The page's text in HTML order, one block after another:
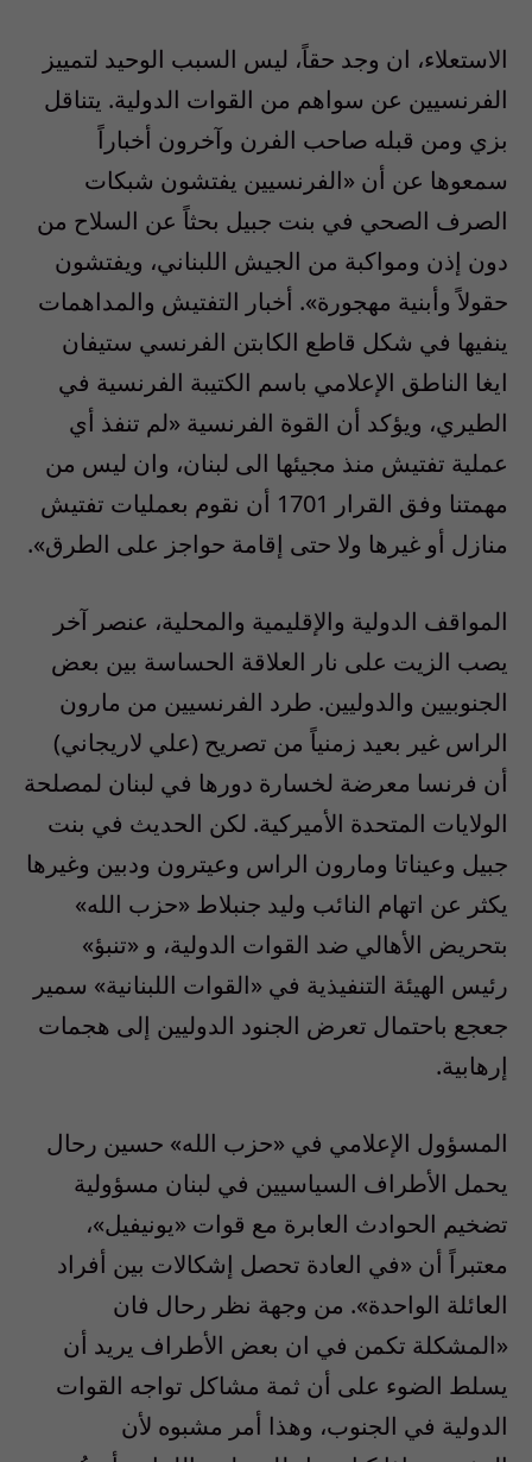
الاستعلاء، ان وجد حقاً، ليس السبب الوحيد لتمييز
الفرنسيين عن سواهم من القوات الدولية. يتناقل
بزي ومن قبله صاحب الفرن وآخرون أخباراً
سمعوها عن أن «الفرنسيين يفتشون شبكات
الصرف الصحي في بنت جبيل بحثاً عن السلاح من
دون إذن ومواكبة من الجيش اللبناني، ويفتشون
حقولاً وأبنية مهجورة». أخبار التفتيش والمداهمات
ينفيها في شكل قاطع الكابتن الفرنسي ستيفان
ايغا الناطق الإعلامي باسم الكتيبة الفرنسية في
الطيري، ويؤكد أن القوة الفرنسية «لم تنفذ أي
عملية تفتيش منذ مجيئها الى لبنان، وان ليس من
مهمتنا وفق القرار 1701 أن نقوم بعمليات تفتيش
منازل أو غيرها ولا حتى إقامة حواجز على الطرق».
المواقف الدولية والإقليمية والمحلية، عنصر آخر
يصب الزيت على نار العلاقة الحساسة بين بعض
الجنوبيين والدوليين. طرد الفرنسيين من مارون
الراس غير بعيد زمنياً من تصريح (علي لاريجاني)
أن فرنسا معرضة لخسارة دورها في لبنان لمصلحة
الولايات المتحدة الأميركية. لكن الحديث في بنت
جبيل وعيناتا ومارون الراس وعيترون ودبين وغيرها
يكثر عن اتهام النائب وليد جنبلاط «حزب الله»
بتحريض الأهالي ضد القوات الدولية، و «تنبؤ»
رئيس الهيئة التنفيذية في «القوات اللبنانية» سمير
جعجع باحتمال تعرض الجنود الدوليين إلى هجمات
إرهابية.
المسؤول الإعلامي في «حزب الله» حسين رحال
يحمل الأطراف السياسيين في لبنان مسؤولية
تضخيم الحوادث العابرة مع قوات «يونيفيل»،
معتبراً أن «في العادة تحصل إشكالات بين أفراد
العائلة الواحدة». من وجهة نظر رحال فان
«المشكلة تكمن في ان بعض الأطراف يريد أن
يسلط الضوء على أن ثمة مشاكل تواجه القوات
الدولية في الجنوب، وهذا أمر مشبوه لأن